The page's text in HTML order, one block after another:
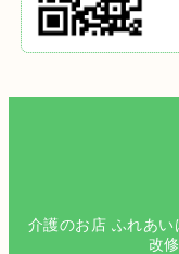
介護のお店 ふれあ
改